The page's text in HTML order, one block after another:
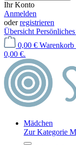
Ihr Konto
Anmelden
oderregistrieren
Übersicht
0,00 € Warenkorb
0,00 €.
Mädchen
Zur Kategorie